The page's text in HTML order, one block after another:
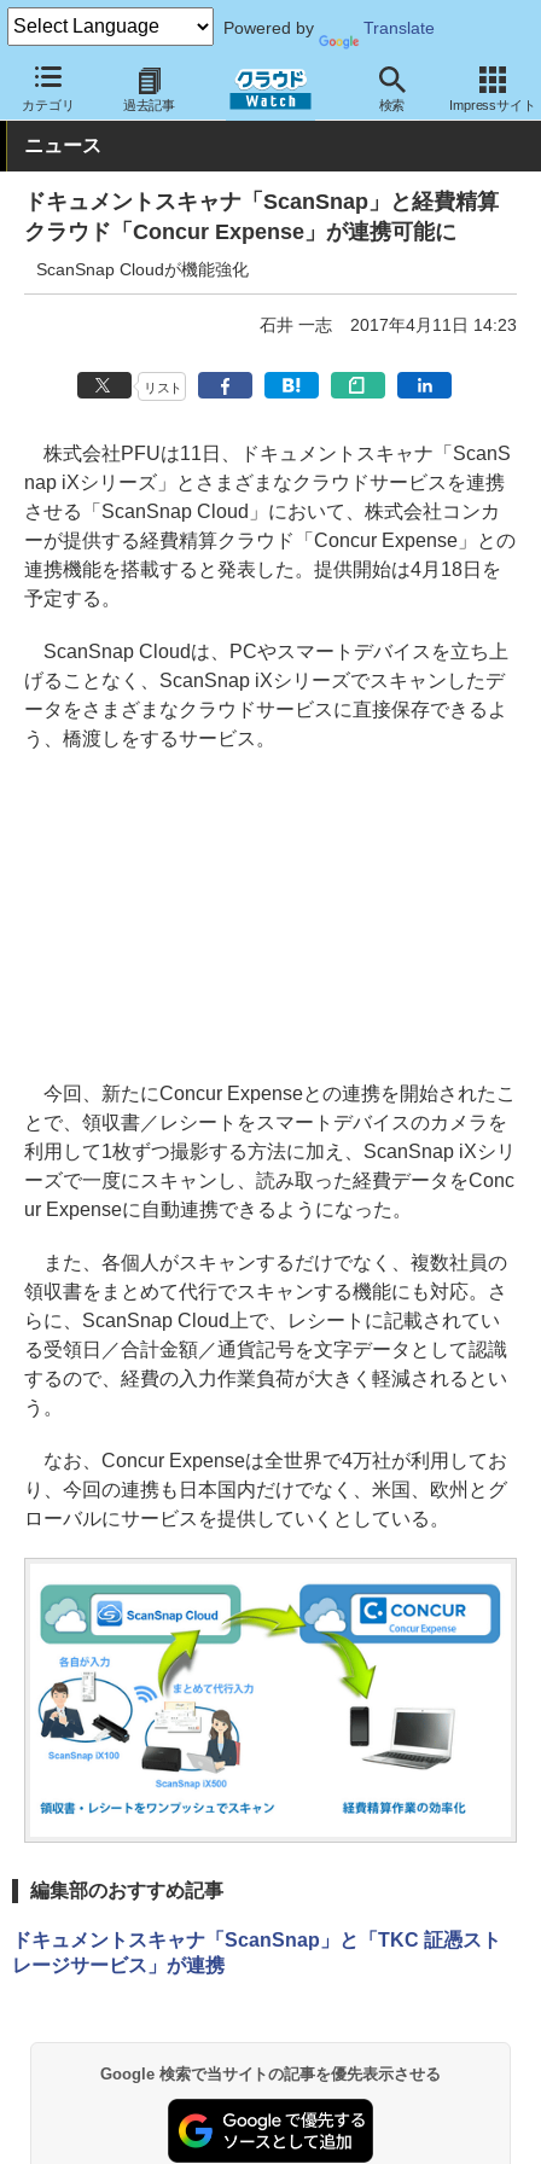
Powered by Translate
カテゴリ 過去記事 検索 Impressサイト
クラウド Watch トピック 協業・提携 その他
ニュース
ドキュメントスキャナ「ScanSnap」と経費精算
クラウド「Concur Expense」が連携可能に
ScanSnap Cloudが機能強化
石井 一志 2017年4月11日 14:23
リスト
株式会社PFUは11日、ドキュメントスキャナ「ScanS
nap iXシリーズ」とさまざまなクラウドサービスを連携
させる「ScanSnap Cloud」において、株式会社コンカ
ーが提供する経費精算クラウド「Concur Expense」との
連携機能を搭載すると発表した。提供開始は4月18日を
予定する。
ScanSnap Cloudは、PCやスマートデバイスを立ち上
げることなく、ScanSnap iXシリーズでスキャンしたデ
ータをさまざまなクラウドサービスに直接保存できるよ
う、橋渡しをするサービス。
今回、新たにConcur Expenseとの連携を開始されたこ
とで、領収書／レシートをスマートデバイスのカメラを
利用して1枚ずつ撮影する方法に加え、ScanSnap iXシリ
ーズで一度にスキャンし、読み取った経費データをConc
ur Expenseに自動連携できるようになった。
また、各個人がスキャンするだけでなく、複数社員の
領収書をまとめて代行でスキャンする機能にも対応。さ
らに、ScanSnap Cloud上で、レシートに記載されてい
る受領日／合計金額／通貨記号を文字データとして認識
するので、経費の入力作業負荷が大きく軽減されるとい
う。
なお、Concur Expenseは全世界で4万社が利用してお
り、今回の連携も日本国内だけでなく、米国、欧州とグ
ローバルにサービスを提供していくとしている。
編集部のおすすめ記事
ドキュメントスキャナ「ScanSnap」と「TKC 証憑スト
レージサービス」が連携
Google 検索で当サイトの記事を優先表示させる